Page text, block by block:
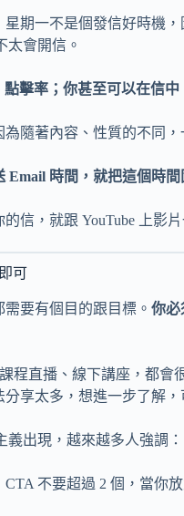
期一不是個發信好時機
太會開信。
擊率；你甚至可以在信
隨著內容、性質的不同
時間，就把這個時間
信，就跟 YouTube 上影
可
要有個目的跟目標。 你必
程直播、線下講座，都
享太多，想進一步了解
出現，越來越多人強調
不要超過 2 個，當你